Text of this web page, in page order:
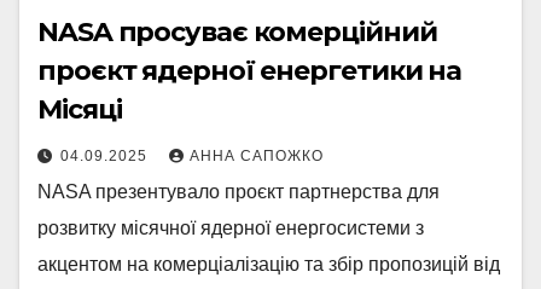
NASA просуває комерційний
проєкт ядерної енергетики на
Місяці
04.09.2025 АННА САПОЖКО
NASA презентувало проєкт партнерства для
розвитку місячної ядерної енергосистеми з
акцентом на комерціалізацію та збір пропозицій від